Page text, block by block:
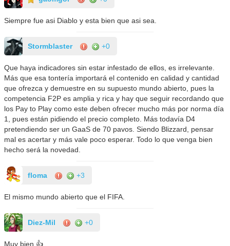
Siempre fue asi Diablo y esta bien que asi sea.
Stormblaster +0
Que haya indicadores sin estar infestado de ellos, es irrelevante.
Más que esa tontería importará el contenido en calidad y cantidad
que ofrezca y demuestre en su supuesto mundo abierto, pues la
competencia F2P es amplia y rica y hay que seguir recordando que
los Pay to Play como este deben ofrecer mucho más por norma día
1, pues están pidiendo el precio completo. Más todavía D4
pretendiendo ser un GaaS de 70 pavos. Siendo Blizzard, pensar
mal es acertar y más vale poco esperar. Todo lo que venga bien
hecho será la novedad.
floma +3
El mismo mundo abierto que el FIFA.
Diez-Mil +0
Muy bien 👍